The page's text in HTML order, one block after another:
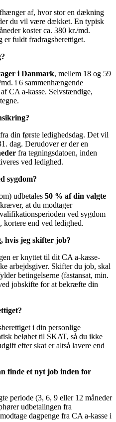
af, hvor stor en dækning
du vil være dækket. En typisk
koster ca. 380 kr./md.
fuldt fradragsberettiget.
i Danmark, mellem 18 og 59
i 6 sammenhængende
CA a-kasse. Selvstændige,
fra din første ledighedsdag. Det vil
dag. Derudover er der en
fra tegningsdatoen, inden
ved ledighed.
sygdom?
udbetales 50 % af din valgte
at du modtager
ved sygdom
kortere end ved ledighed.
hvis jeg skifter job?
er knyttet til dit CA a-kasse-
arbejdsgiver. Skifter du job, skal
betingelserne (fastansat, min.
jobskifte for at bekræfte din
i din personlige
beløbet til SKAT, så du ikke
efter skat er altså lavere end
finde et nyt job inden for
periode (3, 6, 9 eller 12 måneder
udbetalingen fra
dagpenge fra CA a-kasse i